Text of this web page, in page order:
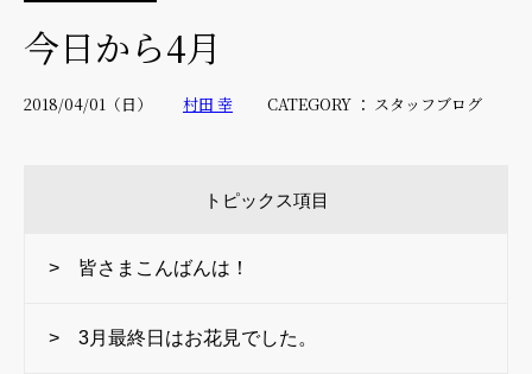
今日から4月
2018/04/01（日） 村田 幸 CATEGORY ： スタッフブログ
トピックス項目
> 皆さまこんばんは！
> 3月最終日はお花見でした。